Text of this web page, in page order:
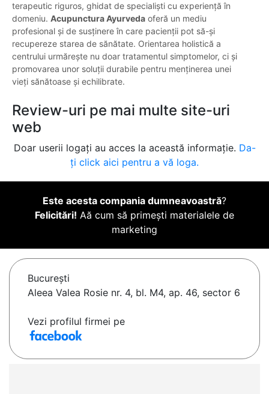
terapeutic riguros, ghidat de specialiști cu experiență în
domeniu. Acupunctura Ayurveda oferă un mediu
profesional și de susținere în care pacienții pot să-și
recupereze starea de sănătate. Orientarea holistică a
centrului urmărește nu doar tratamentul simptomelor, ci și
promovarea unor soluții durabile pentru menținerea unei
vieți sănătoase și echilibrate.
Review-uri pe mai multe site-uri
web
Doar userii logați au acces la această informație. Da-
ți click aici pentru a vă loga.
Este acesta compania dumneavoastră?
Felicitări! Aă cum să primești materialele de
marketing
Bucureşti
Aleea Valea Rosie nr. 4, bl. M4, ap. 46, sector 6
Vezi profilul firmei pe